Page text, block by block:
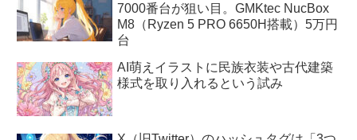
7000番台が狙い目。GMKtec NucBox
M8（Ryzen 5 PRO 6650H搭載）5万円
台
AI萌えイラストに民族衣装や古代建築
様式を取り入れるという試み